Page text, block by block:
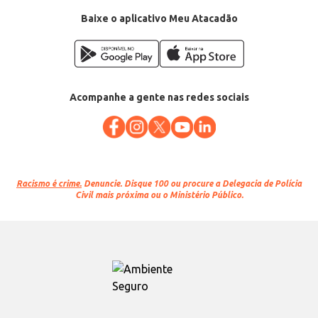
Baixe o aplicativo Meu Atacadão
Acompanhe a gente nas redes sociais
Racismo é crime. Denuncie. Disque 100 ou procure a Delegacia de Polícia
Civil mais próxima ou o Ministério Público.